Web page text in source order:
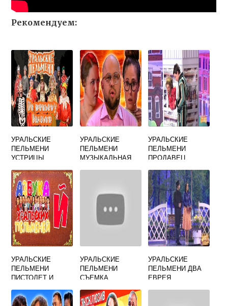
Рекомендуем:
УРАЛЬСКИЕ
ПЕЛЬМЕНИ
УСТРИЦЫ
УРАЛЬСКИЕ
ПЕЛЬМЕНИ
МУЗЫКАЛЬНАЯ
УРАЛЬСКИЕ
ПЕЛЬМЕНИ
ПРОДАВЕЦ
УРАЛЬСКИЕ
ПЕЛЬМЕНИ
ПИСТОЛЕТ И
УРАЛЬСКИЕ
ПЕЛЬМЕНИ
СЪЕМКА
УРАЛЬСКИЕ
ПЕЛЬМЕНИ ДВА
ЕВРЕЯ